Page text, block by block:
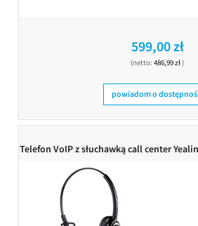
599,00 zł
(netto: 486,99 zł)
powiadom o
Telefon VoIP z słuchawką call center